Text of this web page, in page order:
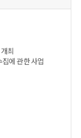
최
에 관한 사업